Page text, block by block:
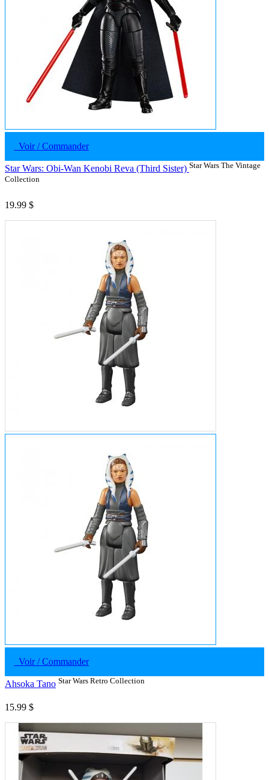
Voir / Commander
Star Wars: Obi-Wan Kenobi Reva (Third Sister) Star Wars The Vintage
Collection
19.99 $
Voir / Commander
Ahsoka Tano Star Wars Retro Collection
15.99 $